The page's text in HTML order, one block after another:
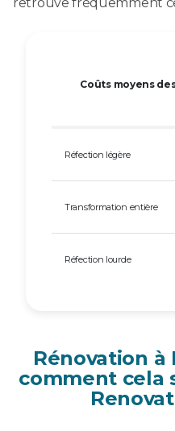
Coûts moyens
Réfection légère
Transformation entière
Réfection lourde
Rénovation à
comment cela